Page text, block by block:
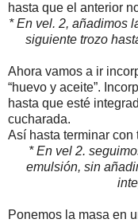
hasta que el anterior
* En vel. 2, añadimos
siguiente trozo
Ahora vamos a ir
“huevo y aceite”.
hasta que esté
cucharada.
Así hasta terminar con
* En vel 2.
emulsión, sin
Ponemos la masa en